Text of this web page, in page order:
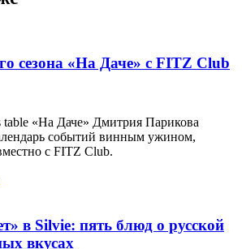
сезона «На Даче» с FITZ Club
table «На Даче» Дмитрия Парикова
событий винным ужином,
с FITZ Club.
в Silvie: пять блюд о русской
вкусах